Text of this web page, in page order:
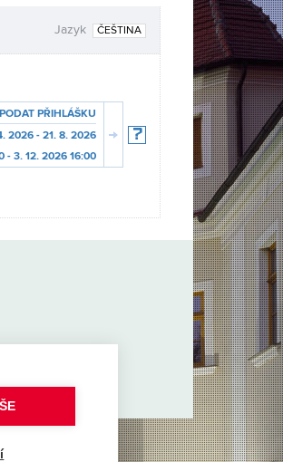
Jazyk ČEŠTINA
PODAT PŘIHLÁŠKU
2026 - 21. 8. 2026
- 3. 12. 2026 16:00